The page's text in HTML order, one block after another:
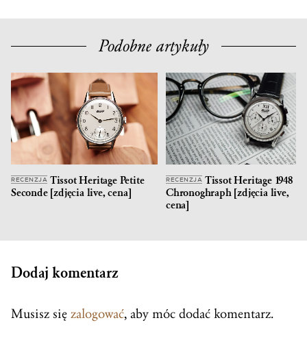
Podobne artykuły
RECENZJA Tissot Heritage Petite
Seconde [zdjęcia live, cena]
RECENZJA Tissot Heritage 1948
Chronoghraph [zdjęcia live,
cena]
Dodaj komentarz
Musisz się zalogować, aby móc dodać komentarz.